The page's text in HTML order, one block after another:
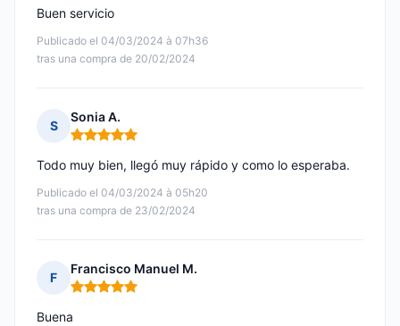
Publicado el 04/03/2024 à 07h36
tras una compra de 20/02/2024
Buen servicio
S
Sonia A.
Nota: 5 de 5
Publicado el 04/03/2024 à 05h20
tras una compra de 23/02/2024
Todo muy bien, llegó muy rápido y como lo esperaba.
F
Francisco Manuel M.
Nota: 5 de 5
Buena